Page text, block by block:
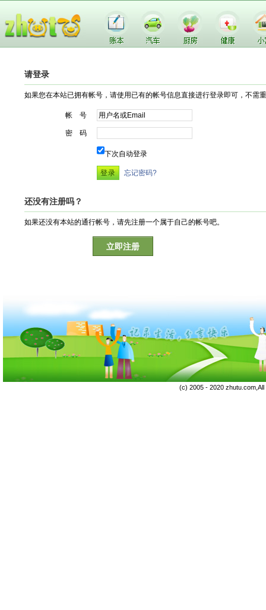
请登录
如果您在本站已拥有帐号，请使用已有的帐号信息直接进行登录即可，不需
帐 号
密 码
下次自动登录
忘记密码?
还没有注册吗？
如果还没有本站的通行帐号，请先注册一个属于自己的帐号吧。
立即注册
(c) 2005 - 2020